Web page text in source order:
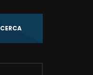
CERCA